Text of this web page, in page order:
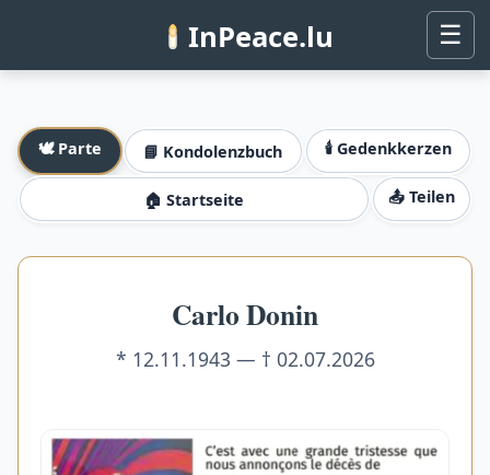
InPeace.lu ☰
🕊️ Parte 📘 Kondolenzbuch 🕯️ Gedenkkerzen
🏠 Startseite 📤 Teilen
Carlo Donin
* 12.11.1943 — † 02.07.2026